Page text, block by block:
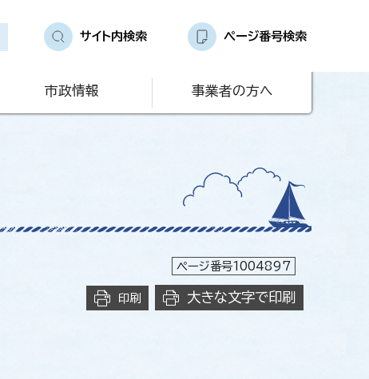
サイト内検索 ページ番号検索
市政情報 事業者の方へ
ページ番号1004897
印刷 大きな文字で印刷